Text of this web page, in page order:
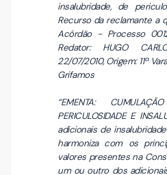
insalubridade, de
Recurso da reclamante a
Acórdão - Processo
Redator: HUGO
22/07/2010, Origem: 11ª
Grifamos
“EMENTA:
PERICULOSIDADE E
adicionais de
harmoniza com os
valores presentes na
um ou outro dos